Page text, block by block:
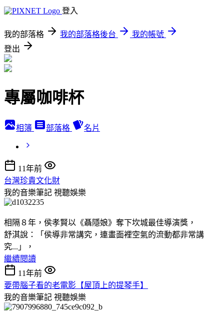
登入
我的部落格 我的部落格後台
我的帳號
登出
專屬咖啡杯
相簿 部落格 名片
11年前
台灣珍貴文化財
我的音樂筆記 視聽娛樂
相隔８年，侯孝賢以《聶隱娘》奪下坎城最佳導演獎，
舒淇說：「侯導非常講究，連畫面裡空氣的流動都非常講
究...」，
繼續閱讀
11年前
要帶腦子看的老電影【屋頂上的提琴手】
我的音樂筆記 視聽娛樂